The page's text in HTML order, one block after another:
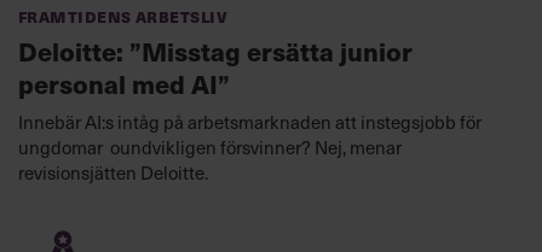
Framtidens arbetsliv
Deloitte: ”Misstag ersätta junior
personal med AI”
Innebär AI:s intåg på arbetsmarknaden att instegsjobb för
ungdomar oundvikligen försvinner? Nej, menar
revisionsjätten Deloitte.